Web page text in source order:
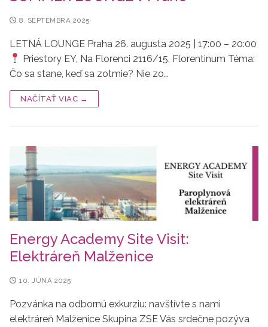
8. SEPTEMBRA 2025
LETNÁ LOUNGE Praha 26. augusta 2025 | 17:00 – 20:00
Priestory EY, Na Florenci 2116/15, Florentinum Téma:
Čo sa stane, keď sa zotmie? Nie zo…
NAČÍTAŤ VIAC →
Energy Academy Site Visit:
Elektráreň Malženice
10. JÚNA 2025
Pozvánka na odbornú exkurziu: navštívte s nami
elektráreň Malženice Skupina ZSE Vás srdečne pozýva